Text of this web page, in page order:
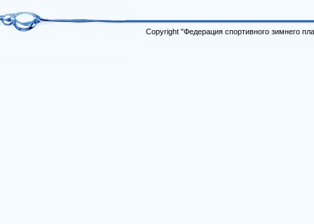
Copyright "Федерация спортивного зимнего